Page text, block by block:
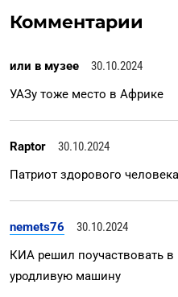
Комментарии
или в музее
30.10.2024
УАЗу тоже место в Африке
Raptor
30.10.2024
Патриот здорового
nemets76
30.10.2024
КИА решил поучаствовать в
уродливую машину